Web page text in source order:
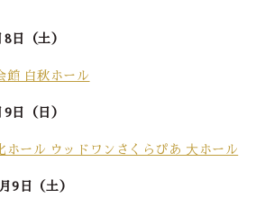
8日（土）
館 白秋ホール
9日（日）
ホール ウッドワンさくらぴあ ⼤ホール
9日（土）